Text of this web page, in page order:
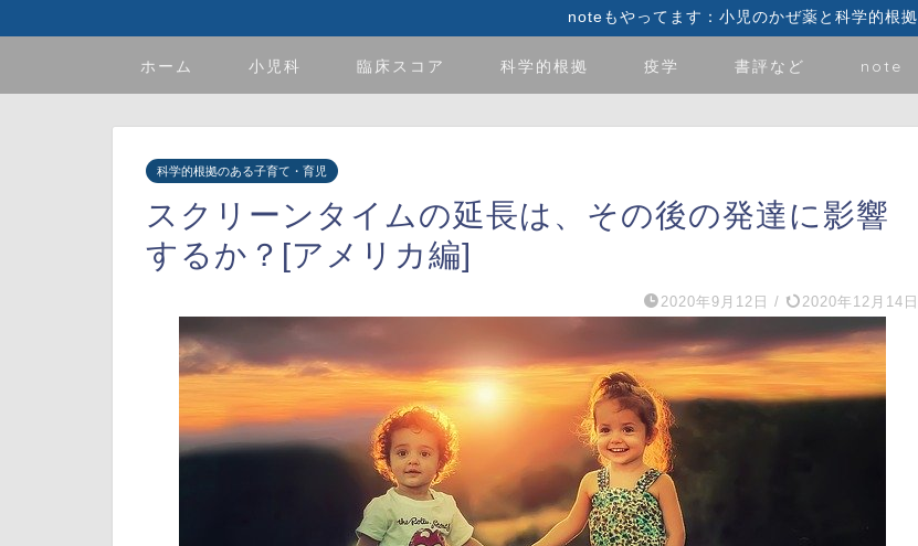
noteもやってます：小児のかぜ薬と科学的根拠
ホーム 小児科 臨床スコア 科学的根拠 疫学 書評など note
科学的根拠のある子育て・育児
スクリーンタイムの延長は、その後の発達に影響
するか？[アメリカ編]
2020年9月12日 / 2020年12月14日